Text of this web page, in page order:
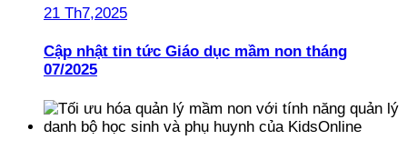
21 Th7,2025
Cập nhật tin tức Giáo dục mầm non tháng
07/2025